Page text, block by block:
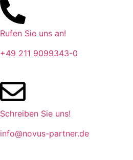
Rufen Sie uns an!
+49 211 9099343-0
Schreiben Sie uns!
info@novus-partner.de